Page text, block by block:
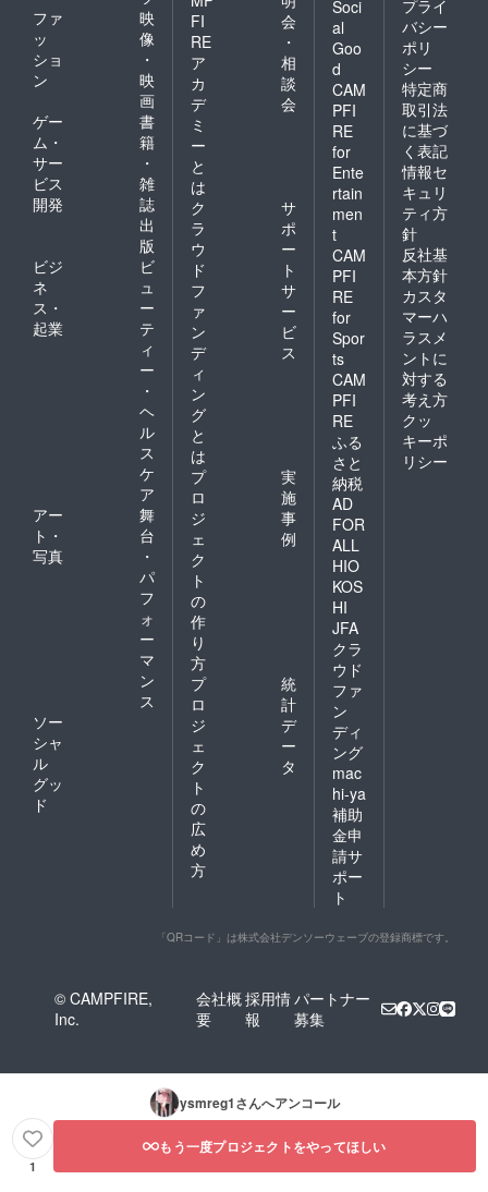
ファ
ッ
ショ
ン
映
像
・
映
画
ゲー
ム・
サー
ビス
開発
書
籍
・
雑
誌
出
版
ビジ
ネ
ス・
起業
ビ
ュ
ー
テ
ィ
ー
・
ヘ
ル
ス
ケ
ア
アー
ト・
写真
舞
台
・
パ
フ
ォ
ー
マ
ン
ス
ソー
シャ
ル
グッ
ド
FI
RE
ア
カ
デ
ミ
ー
と
は
会
・
相
談
会
ク
ラ
ウ
ド
フ
ァ
ン
デ
ィ
ン
グ
と
は
サ
ポ
ー
ト
サ
ー
ビ
ス
プ
ロ
ジ
ェ
ク
ト
の
作
り
方
実
施
事
例
プ
ロ
ジ
ェ
ク
ト
の
広
め
方
統
計
デ
ー
タ
Soci
al
Goo
d
CAM
PFI
RE
for
Ente
rtain
men
t
CAM
PFI
RE
for
Spor
ts
CAM
PFI
RE
ふる
さと
納税
AD
FOR
ALL
HIO
KOS
HI
JFA
クラ
ウド
ファ
ン
ディ
ング
mac
hi-ya
補助
金申
請サ
ポー
ト
プライ
バシー
ポリ
シー
特定商
取引法
に基づ
く表記
情報セ
キュリ
ティ方
針
反社基
本方針
カスタ
マーハ
ラスメ
ントに
対する
考え方
クッ
キーポ
リシー
「QRコード」は株式会社デンソーウェーブの登録商標です。
© CAMPFIRE,
Inc.
会社概
要
採用情
報
パートナー
募集
ysmreg1さんへアンコール
1
もう一度プロジェクトをやってほしい